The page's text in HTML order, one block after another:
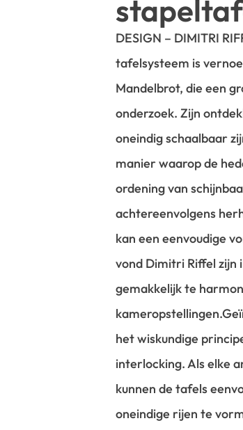
DESIGN – DIMITRI
tafelsysteem is
Mandelbrot, die een
onderzoek. Zijn
oneindig schaalbaar
manier waarop de
ordening van
achtereenvolgens
kan een eenvoudige
vond Dimitri Riffel zijn
gemakkelijk te
kameropstellingen.
het wiskundige
interlocking. Als elke
kunnen de tafels
oneindige rijen te